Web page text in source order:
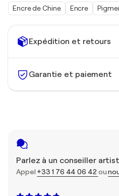
Expédition et retours
Garantie et paiement
Parlez à un conseiller
Appel +33 1 76 44 06 42ou
Encre de Chine Encre